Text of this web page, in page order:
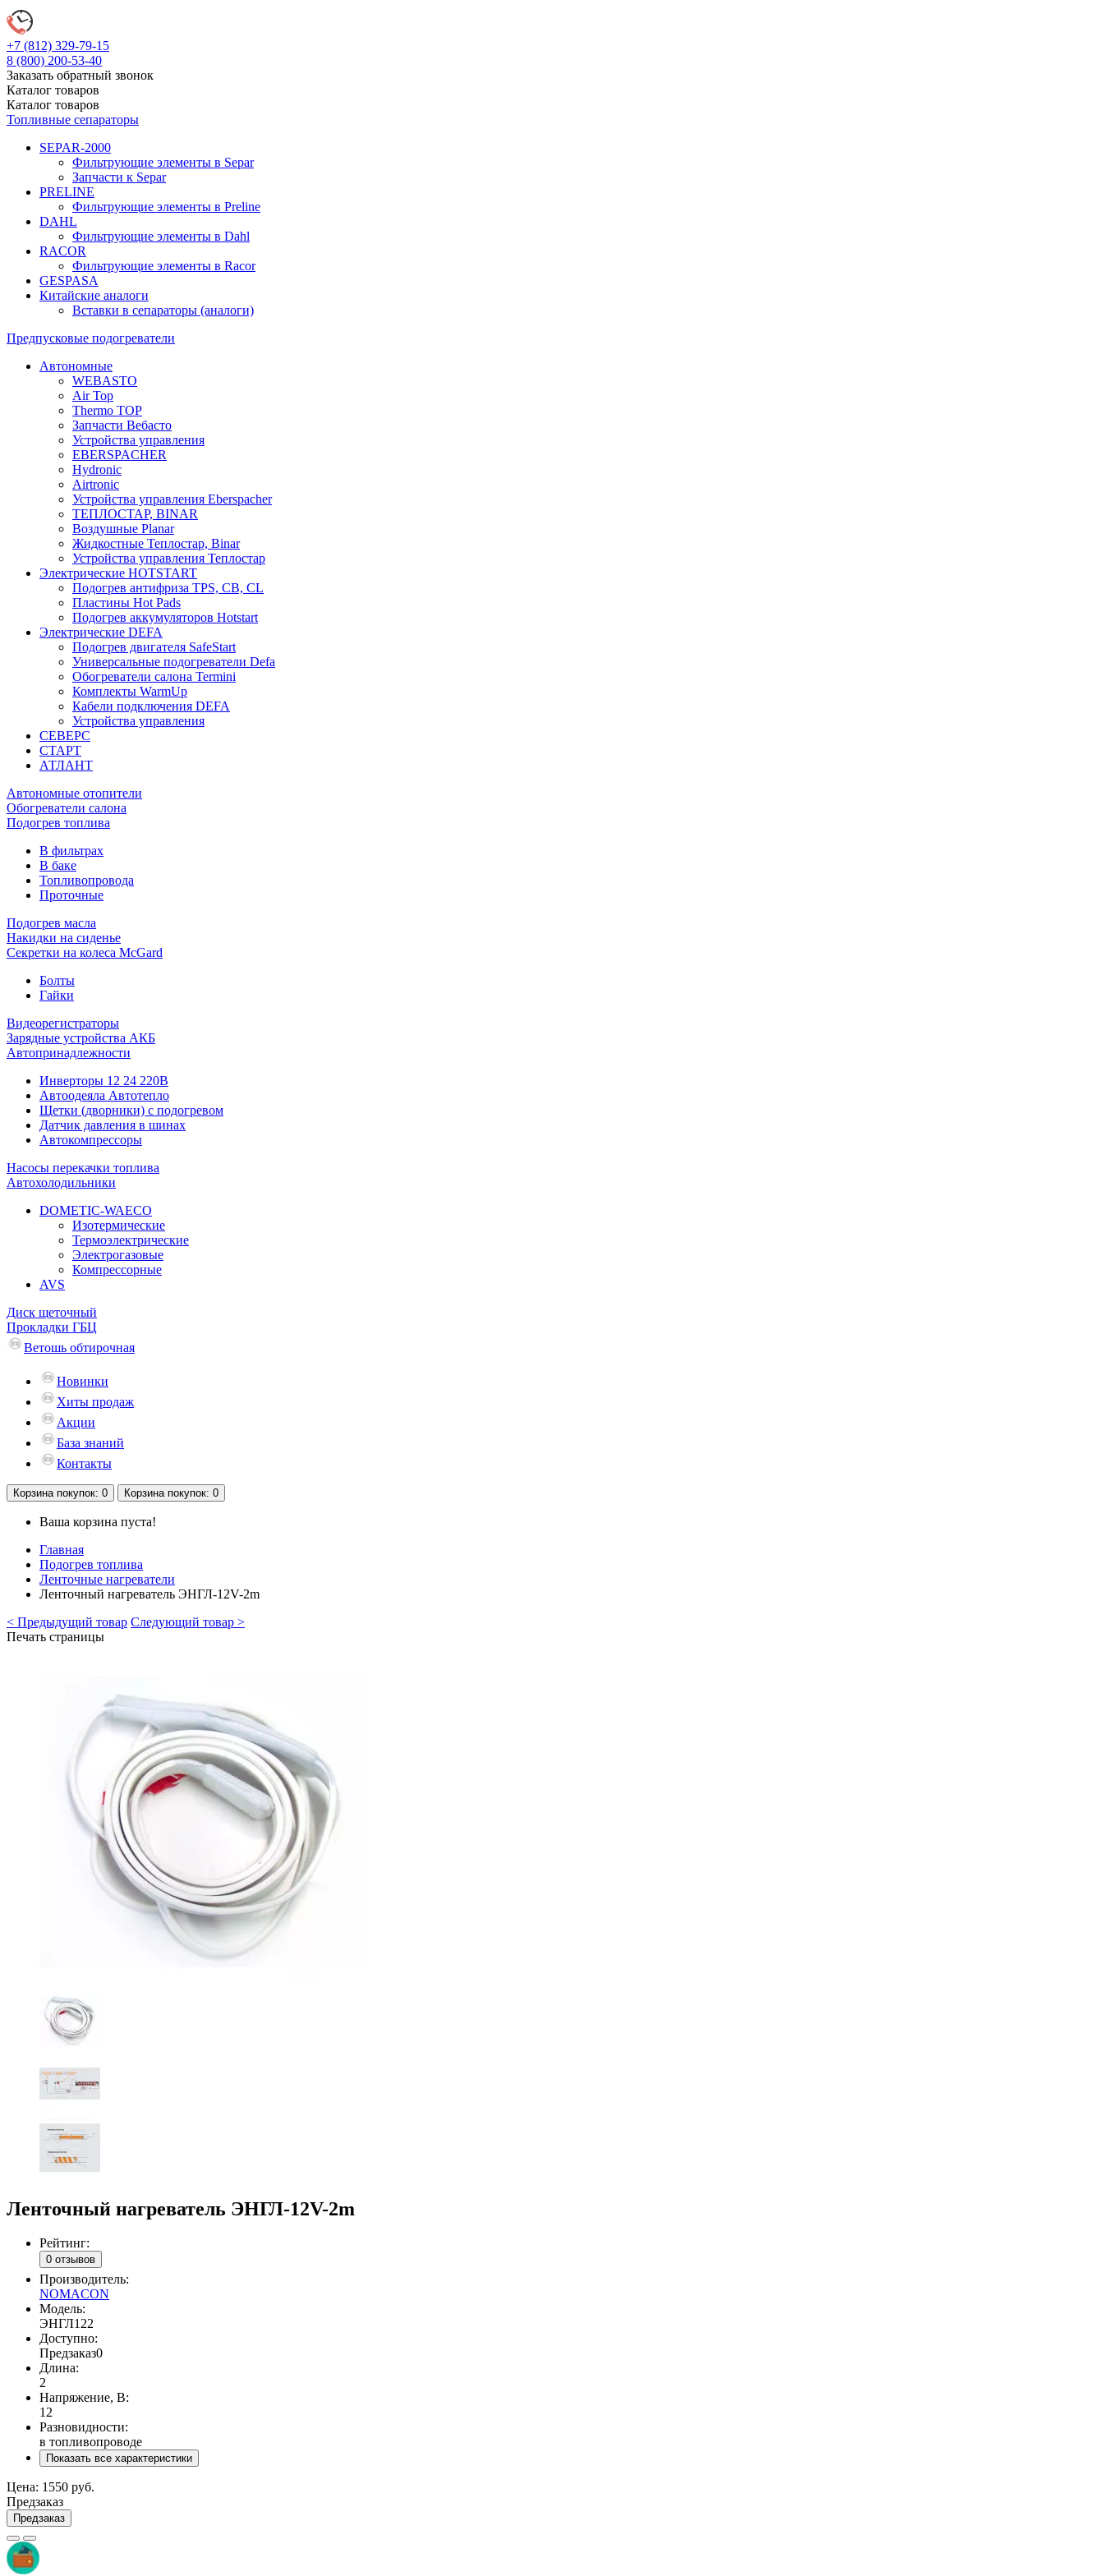
+7 (812) 329-79-15
8 (800) 200-53-40
Заказать обратный звонок
Каталог товаров
Каталог товаров
Топливные сепараторы
SEPAR-2000
Фильтрующие элементы в Separ
Запчасти к Separ
PRELINE
Фильтрующие элементы в Preline
DAHL
Фильтрующие элементы в Dahl
RACOR
Фильтрующие элементы в Racor
GESPASA
Китайские аналоги
Вставки в сепараторы (аналоги)
Предпусковые подогреватели
Автономные
WEBASTO
Air Top
Thermo TOP
Запчасти Вебасто
Устройства управления
EBERSPACHER
Hydronic
Airtronic
Устройства управления Eberspacher
ТЕПЛОСТАР, BINAR
Воздушные Planar
Жидкостные Теплостар, Binar
Устройства управления Теплостар
Электрические HOTSTART
Подогрев антифриза TPS, CB, CL
Пластины Hot Pads
Подогрев аккумуляторов Hotstart
Электрические DEFA
Подогрев двигателя SafeStart
Универсальные подогреватели Defa
Обогреватели салона Termini
Комплекты WarmUp
Кабели подключения DEFA
Устройства управления
СЕВЕРС
СТАРТ
АТЛАНТ
Автономные отопители
Обогреватели салона
Подогрев топлива
В фильтрах
В баке
Топливопровода
Проточные
Подогрев масла
Накидки на сиденье
Секретки на колеса McGard
Болты
Гайки
Видеорегистраторы
Зарядные устройства АКБ
Автопринадлежности
Инверторы 12 24 220В
Автоодеяла Автотепло
Щетки (дворники) с подогревом
Датчик давления в шинах
Автокомпрессоры
Насосы перекачки топлива
Автохолодильники
DOMETIC-WAECO
Изотермические
Термоэлектрические
Электрогазовые
Компрессорные
AVS
Диск щеточный
Прокладки ГБЦ
Ветошь обтирочная
Новинки
Хиты продаж
Акции
База знаний
Контакты
Корзина покупок: 0 Корзина покупок: 0
Ваша корзина пуста!
Главная
Подогрев топлива
Ленточные нагреватели
Ленточный нагреватель ЭНГЛ-12V-2m
< Предыдущий товар Следующий товар >
Печать страницы
Ленточный нагреватель ЭНГЛ-12V-2m
Рейтинг:
0 отзывов
Производитель:
NOMACON
Модель:
ЭНГЛ122
Доступно:
Предзаказ0
Длина:
2
Напряжение, В:
12
Разновидности:
в топливопроводе
Показать все характеристики
Цена: 1550 руб.
Предзаказ
Предзаказ